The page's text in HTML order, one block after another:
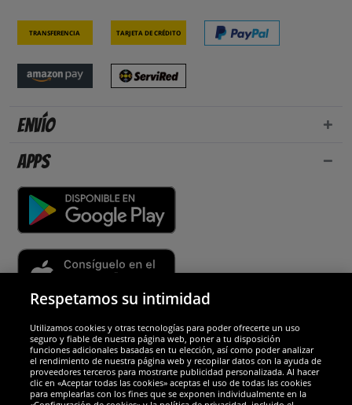
Transferencia Tarjeta de crédito
Envío
Apps
Socios y seguridad
Galardones
Respetamos su intimidad
Utilizamos cookies y otras tecnologías para poder ofrecerte un uso
seguro y fiable de nuestra página web, poner a tu disposición
funciones adicionales basadas en tu elección, así como poder analizar
el rendimiento de nuestra página web y recopilar datos con la ayuda de
proveedores terceros para mostrarte publicidad personalizada. Al hacer
clic en «Aceptar todas las cookies» aceptas el uso de todas las cookies
para emplearlas con los fines que se exponen individualmente en la